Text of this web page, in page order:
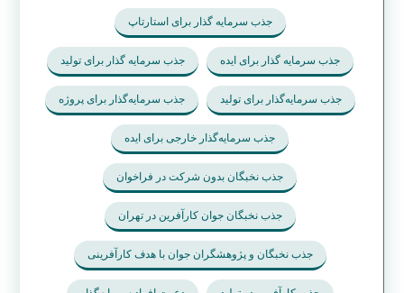
جذب سرمایه گذار برای استارتاپ
جذب سرمایه گذار برای ایده جذب سرمایه گذار برای تولید
جذب سرمایه‌گذار برای تولید جذب سرمایه‌گذار برای پروژه
جذب سرمایه‌گذار خارجی برای ایده
جذب نخبگان بدون شرکت در فراخوان
جذب نخبگان جوان کارآفرین در تهران
جذب نخبگان و پژوهشگران جوان با هدف کارآفرینی